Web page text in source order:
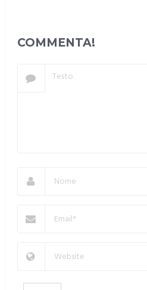
COMMENTA!